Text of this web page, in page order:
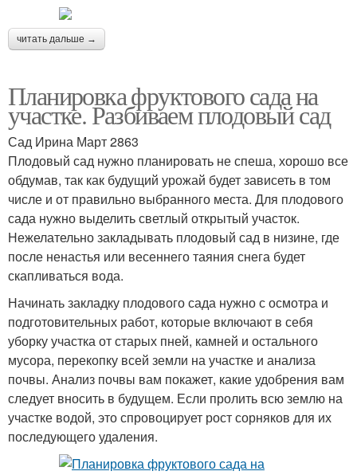
читать дальше →
Планировка фруктового сада на
участке. Разбиваем плодовый сад
Сад Ирина Март 2863
Плодовый сад нужно планировать не спеша, хорошо все
обдумав, так как будущий урожай будет зависеть в том
числе и от правильно выбранного места. Для плодового
сада нужно выделить светлый открытый участок.
Нежелательно закладывать плодовый сад в низине, где
после ненастья или весеннего таяния снега будет
скапливаться вода.
Начинать закладку плодового сада нужно с осмотра и
подготовительных работ, которые включают в себя
уборку участка от старых пней, камней и остального
мусора, перекопку всей земли на участке и анализа
почвы. Анализ почвы вам покажет, какие удобрения вам
следует вносить в будущем. Если пролить всю землю на
участке водой, это спровоцирует рост сорняков для их
последующего удаления.